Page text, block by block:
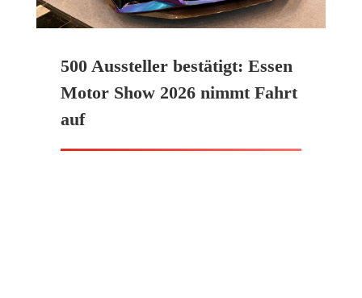
500 Aussteller bestätigt: Essen
Motor Show 2026 nimmt Fahrt
auf